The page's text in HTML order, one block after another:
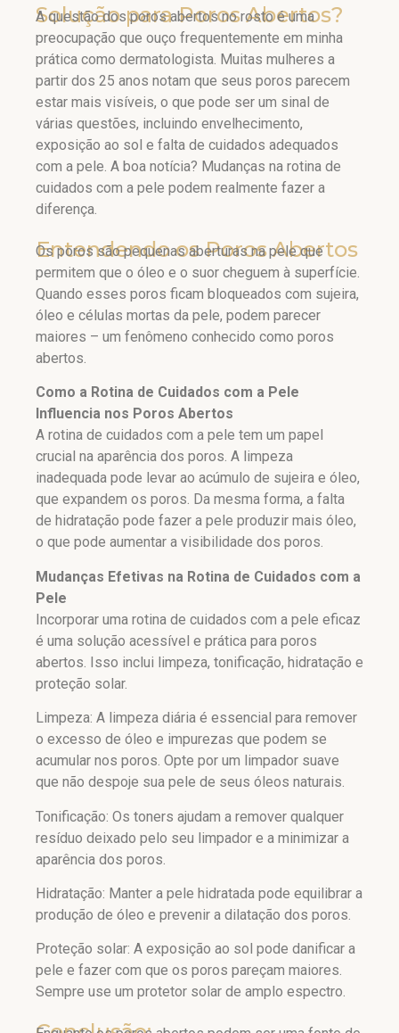
Solução para Poros Abertos?
A questão dos poros abertos no rosto é uma
preocupação que ouço frequentemente em minha
prática como dermatologista. Muitas mulheres a
partir dos 25 anos notam que seus poros parecem
estar mais visíveis, o que pode ser um sinal de
várias questões, incluindo envelhecimento,
exposição ao sol e falta de cuidados adequados
com a pele. A boa notícia? Mudanças na rotina de
cuidados com a pele podem realmente fazer a
diferença.
Entendendo os Poros Abertos
Os poros são pequenas aberturas na pele que
permitem que o óleo e o suor cheguem à superfície.
Quando esses poros ficam bloqueados com sujeira,
óleo e células mortas da pele, podem parecer
maiores – um fenômeno conhecido como poros
abertos.
Como a Rotina de Cuidados com a Pele
Influencia nos Poros Abertos
A rotina de cuidados com a pele tem um papel
crucial na aparência dos poros. A limpeza
inadequada pode levar ao acúmulo de sujeira e óleo,
que expandem os poros. Da mesma forma, a falta
de hidratação pode fazer a pele produzir mais óleo,
o que pode aumentar a visibilidade dos poros.
Mudanças Efetivas na Rotina de Cuidados com a
Pele
Incorporar uma rotina de cuidados com a pele eficaz
é uma solução acessível e prática para poros
abertos. Isso inclui limpeza, tonificação, hidratação e
proteção solar.
Limpeza: A limpeza diária é essencial para remover
o excesso de óleo e impurezas que podem se
acumular nos poros. Opte por um limpador suave
que não despoje sua pele de seus óleos naturais.
Tonificação: Os toners ajudam a remover qualquer
resíduo deixado pelo seu limpador e a minimizar a
aparência dos poros.
Hidratação: Manter a pele hidratada pode equilibrar a
produção de óleo e prevenir a dilatação dos poros.
Proteção solar: A exposição ao sol pode danificar a
pele e fazer com que os poros pareçam maiores.
Sempre use um protetor solar de amplo espectro.